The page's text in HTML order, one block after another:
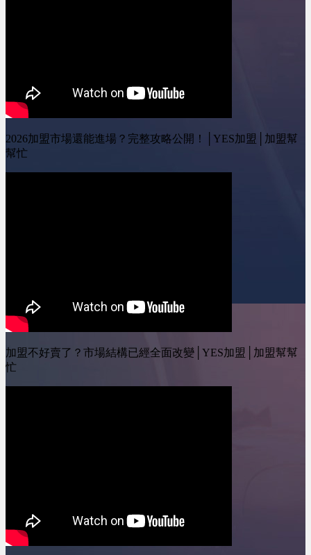
按讚我的Facebook專頁：
https://www.facebook.com/yestopone
按讚我的Instagram專頁：
https://www.instagram.com/yesone_ally/
2026加盟市場還能進場？完整攻略公開！│YES加盟│加盟幫
幫忙
加盟不好賣了？市場結構已經全面改變│YES加盟│加盟幫幫
忙